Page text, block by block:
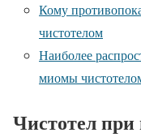
Кому
чистотелом
Наиболее
миомы
Чистотел